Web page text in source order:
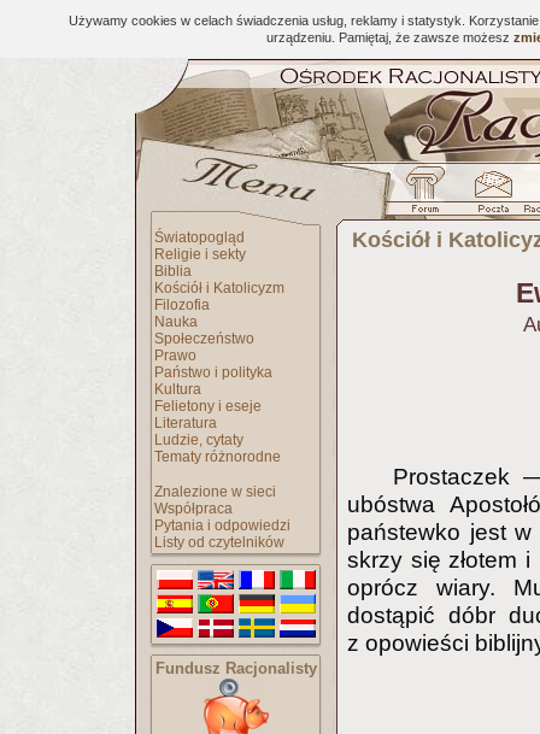
Używamy cookies w celach świadczenia usług, reklamy i statystyk.
urządzeniu. Pamiętaj, że zawsze możesz
Światopogląd
Religie i sekty
Biblia
Kościół i Katolicyzm
Filozofia
Nauka
Społeczeństwo
Prawo
Państwo i polityka
Kultura
Felietony i eseje
Literatura
Ludzie, cytaty
Tematy różnorodne
Znalezione w sieci
Współpraca
Pytania i odpowiedzi
Listy od czytelników
Fundusz Racjonalisty
Kościół i
Prostaczek
ubóstwa
państewko jest w
skrzy się złotem
oprócz wiary.
dostąpić dóbr
z opowieści